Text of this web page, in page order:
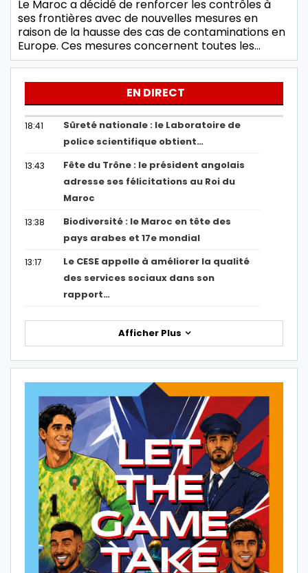
Le Maroc a décidé de renforcer les contrôles à
ses frontières avec de nouvelles mesures en
raison de la hausse des cas de contaminations en
Europe. Ces mesures concernent toutes les…
EN DIRECT
18:41
Sûreté nationale : le Laboratoire de
police scientifique obtient…
13:43
Fête du Trône : le président angolais
adresse ses félicitations au Roi du
Maroc
13:38
Biodiversité : le Maroc en tête des
pays arabes et 17e mondial
13:17
Le CESE appelle à améliorer la qualité
des services sociaux dans son
rapport…
Afficher Plus